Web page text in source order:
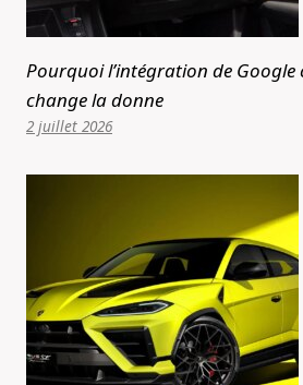
Pourquoi l’intégration de Google
change la donne
2 juillet 2026